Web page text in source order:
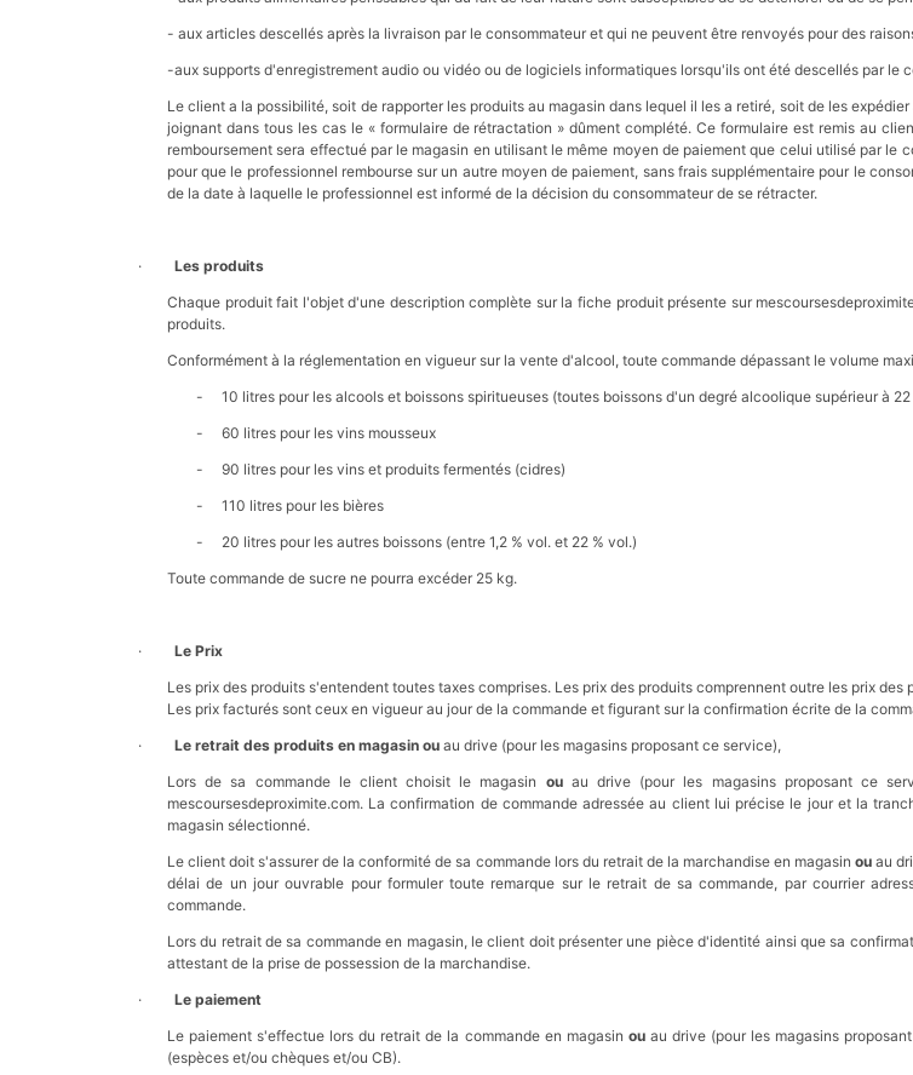
- aux articles descellés après la livraison par le consommateur et qui ne peuvent être renvoyés pour des
-aux supports d'enregistrement audio ou vidéo ou de logiciels informatiques lorsqu'ils ont été descellés par le
Le client a la possibilité, soit de rapporter les produits au magasin dans lequel il les a retiré, soit de les
joignant dans tous les cas le « formulaire de rétractation » dûment complété. Ce formulaire est remis au
remboursement sera effectué par le magasin en utilisant le même moyen de paiement que celui utilisé par
pour que le professionnel rembourse sur un autre moyen de paiement, sans frais supplémentaire pour le
de la date à laquelle le professionnel est informé de la décision du consommateur de se rétracter.
· Les produits
Chaque produit fait l'objet d'une description complète sur la fiche produit présente sur
produits.
Conformément à la réglementation en vigueur sur la vente d'alcool, toute commande dépassant le volume
- 10 litres pour les alcools et boissons spiritueuses (toutes boissons d'un degré alcoolique supérieur à 22
- 60 litres pour les vins mousseux
- 90 litres pour les vins et produits fermentés (cidres)
- 110 litres pour les bières
- 20 litres pour les autres boissons (entre 1,2 % vol. et 22 % vol.)
Toute commande de sucre ne pourra excéder 25 kg.
· Le Prix
Les prix des produits s'entendent toutes taxes comprises. Les prix des produits comprennent outre les prix
Les prix facturés sont ceux en vigueur au jour de la commande et figurant sur la confirmation écrite de la
· Le retrait des produits en magasin ou au drive (pour les magasins proposant ce service),
Lors de sa commande le client choisit le magasin ou au drive (pour les magasins proposant ce
mescoursesdeproximite.com. La confirmation de commande adressée au client lui précise le jour et la
magasin sélectionné.
Le client doit s'assurer de la conformité de sa commande lors du retrait de la marchandise en magasinouau
délai de un jour ouvrable pour formuler toute remarque sur le retrait de sa commande, par courrier
commande.
Lors du retrait de sa commande en magasin, le client doit présenter une pièce d'identité ainsi que sa
attestant de la prise de possession de la marchandise.
· Le paiement
Le paiement s'effectue lors du retrait de la commande en magasin ou au drive (pour les magasins
(espèces et/ou chèques et/ou CB).